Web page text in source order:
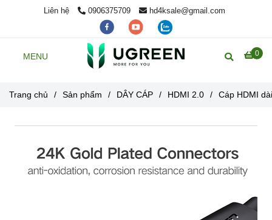
Liên hệ 0906375709 hd4ksale@gmail.com
0
MENU
Trang chủ / Sản phẩm / DÂY CÁP / HDMI 2.0 / Cáp HDMI